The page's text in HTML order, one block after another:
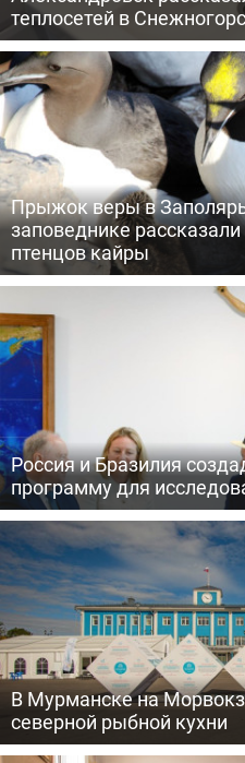
теплосетей в
Прыжок веры в
заповеднике
птенцов кайры
Россия и Бразилия
программу для
В Мурманске на
северной рыбной кухни